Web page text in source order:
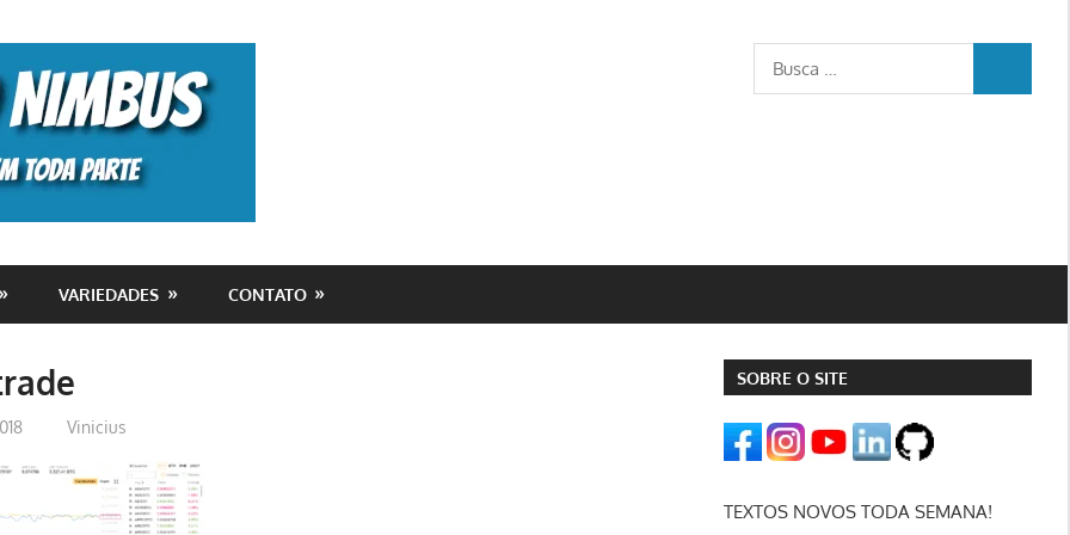
Busca
para:
VARIEDADES CONTATO
Vinicius
SOBRE O SITE
TEXTOS NOVOS TODA SEMANA!